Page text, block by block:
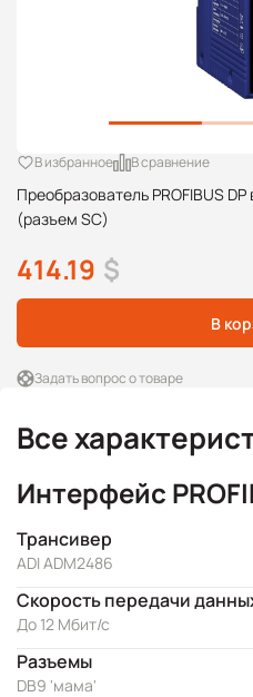
Преобразователь PROFIBUS
(разъем SC)
В избранное В сравнение
414.19 $
В
Задать вопрос о товаре
Все
Интерфейс
Трансивер
ADI ADM2486
Скорость передачи
До 12 Мбит/с
Разъемы
DB9 'мама'